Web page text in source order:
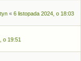
« 6 listopada 2024, o 18:03
o 19:51